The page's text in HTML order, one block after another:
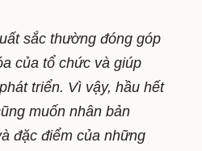
sắc thường đóng góp
của tổ chức và giúp
triển. Vì vậy, hầu hết
muốn nhân bản
đặc điểm của những